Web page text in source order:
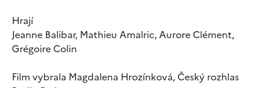
Hrají
Jeanne Balibar, Mathieu Amalric, Aurore Clément,
Grégoire Colin
Film vybrala Magdalena Hrozínková, Český rozhlas